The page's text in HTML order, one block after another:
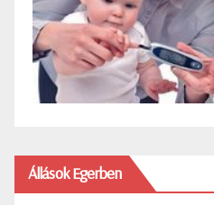
Állások Egerben